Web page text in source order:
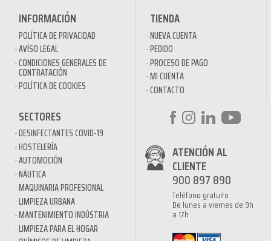
INFORMACIÓN
POLÍTICA DE PRIVACIDAD
AVÍSO LEGAL
CONDICIONES GENERALES DE
CONTRATACIÓN
POLÍTICA DE COOKIES
TIENDA
NUEVA CUENTA
PEDIDO
PROCESO DE PAGO
MI CUENTA
CONTACTO
SECTORES
DESINFECTANTES COVID-19
HOSTELERÍA
AUTOMOCIÓN
NÁUTICA
MAQUINARIA PROFESIONAL
LIMPIEZA URBANA
MANTENIMIENTO INDÚSTRIA
LIMPIEZA PARA EL HOGAR
ATENCIÓN AL
CLIENTE
900 897 890
Teléfono gratuito
De lunes a viernes de 9h
a 17h